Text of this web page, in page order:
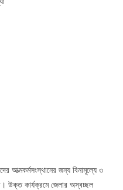
আত্মকর্মসংস্থানের জন্য বিনামূল্যে ৩
উক্ত কার্যক্রমে জেলার অস্বচ্ছল